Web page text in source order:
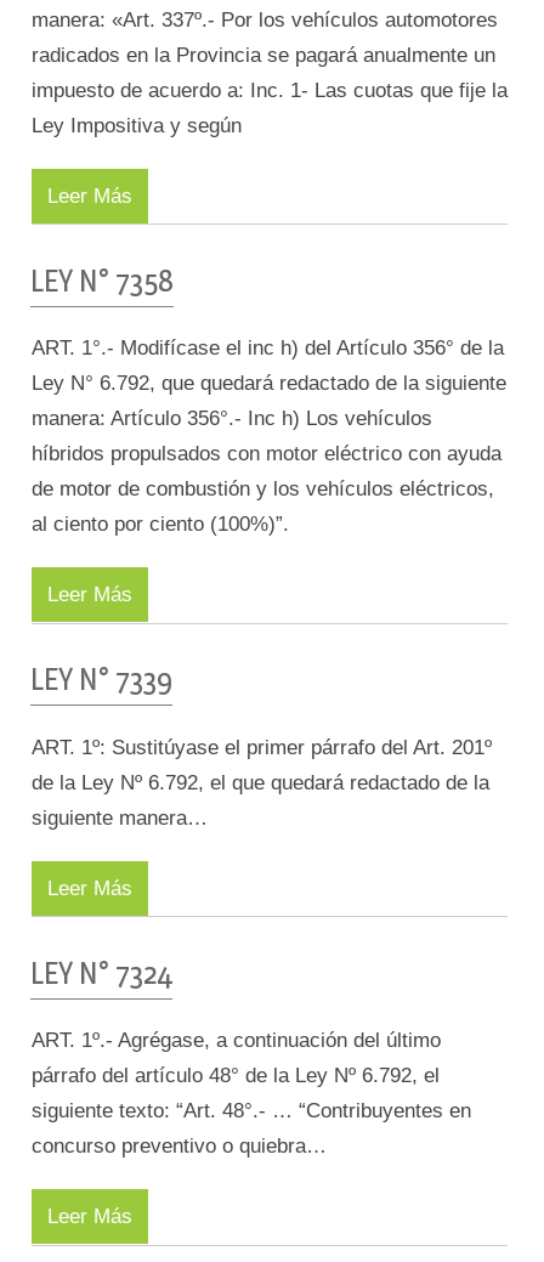
manera: «Art. 337º.- Por los vehículos automotores
radicados en la Provincia se pagará anualmente un
impuesto de acuerdo a: Inc. 1- Las cuotas que fije la
Ley Impositiva y según
Leer Más
LEY N° 7358
ART. 1°.- Modifícase el inc h) del Artículo 356° de la
Ley N° 6.792, que quedará redactado de la siguiente
manera: Artículo 356°.- Inc h) Los vehículos
híbridos propulsados con motor eléctrico con ayuda
de motor de combustión y los vehículos eléctricos,
al ciento por ciento (100%)”.
Leer Más
LEY N° 7339
ART. 1º: Sustitúyase el primer párrafo del Art. 201º
de la Ley Nº 6.792, el que quedará redactado de la
siguiente manera…
Leer Más
LEY N° 7324
ART. 1º.- Agrégase, a continuación del último
párrafo del artículo 48° de la Ley Nº 6.792, el
siguiente texto: “Art. 48°.- … “Contribuyentes en
concurso preventivo o quiebra…
Leer Más